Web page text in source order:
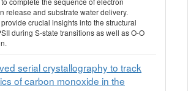
release and substrate water delivery.
crucial insights into the structural
during S-state transitions as well as O-O
serial crystallography to track
of carbon monoxide in the